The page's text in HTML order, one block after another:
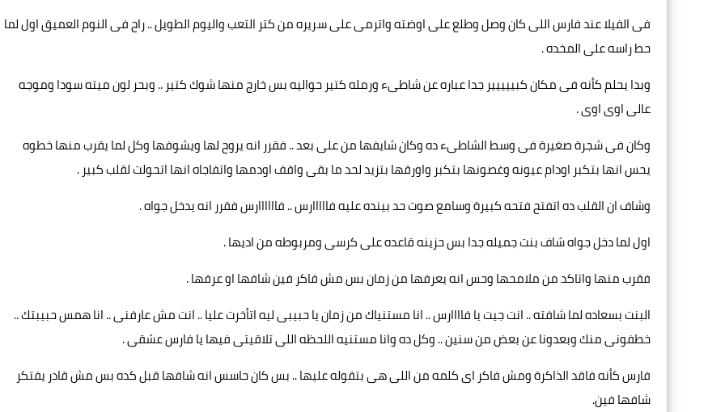
فى الفيلا عند فارس اللى كان وصل وطلع على اوضته واترمى على سريره من كتر التعب واليوم الطويل .. راح فى النوم العميق اول لما
حط راسه على المخده .
وبدا يحلم كأنه فى مكان كبييييير جدا عباره عن شاطىء ورمله كتير حواليه بس خارج منها شوك كتير .. وبحر لون ميته سودا وموجه
عالى اوى اوى .
وكان فى شجرة صغيرة فى وسط الشاطىء ده وكان شايفها من على بعد .. فقرر انه يروح لها ويشوفها وكل لما يقرب منها خطوه
يحس انها بتكبر اودام عيونه وغصونها بتكبر واورقها بتزيد لحد ما بقى واقف اودمها واتفاجاه انها اتحولت لقلب كبير .
وشاف ان القلب ده اتفتح فتحه كبيرة وسامع صوت حد بينده عليه فااااارس .. فاااااارس فقرر انه يدخل جواه .
اول لما دخل جواه شاف بنت جميله جدا بس حزينه قاعده على كرسى ومربوطه من اديها .
فقرب منها واتاكد من ملامحها وحس انه يعرفها من زمان بس مش فاكر فين شافها او عرفها .
البنت بسعاده لما شافته .. انت جيت يا فاااارس .. انا مستنياك من زمان يا حبيبى ليه اتأخرت عليا .. انت مش عارفنى .. انا همس حبيبتك ..
خطفونى منك وبعدونا عن بعض من سنين .. وكل ده وانا مستنيه اللحظه اللى تلاقيتى فيها يا فارس عشقى .
فارس كأنه فاقد الذاكرة ومش فاكر اى كلمه من اللى هى بتقوله عليها .. بس كان حاسس انه شافها قبل كده بس مش قادر يفتكر
شافها فين.